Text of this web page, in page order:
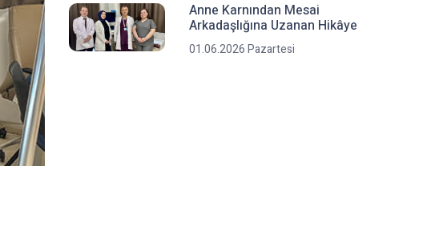
Anne Karnından Mesai
Arkadaşlığına Uzanan Hikâye
01.06.2026 Pazartesi